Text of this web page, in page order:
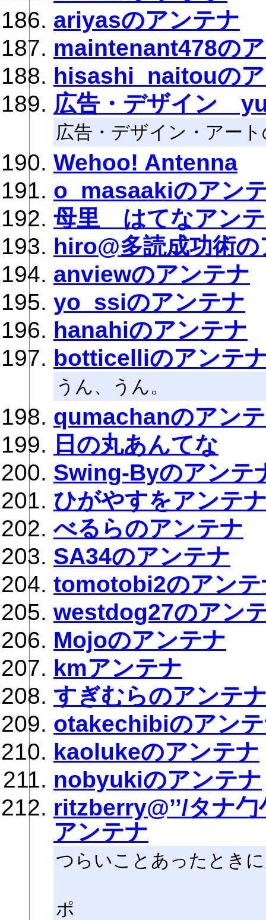
ariyasのアンテナ
maintenant478の
hisashi_naitouの
広告・デザイン
広告・デザイン・アー
Wehoo! Antenna
o_masaakiのアン
母里 はてなアン
hiro@多読成功術
anviewのアンテナ
yo_ssiのアンテナ
hanahiのアンテナ
botticelliのアンテ
うん、うん。
qumachanのアン
日の丸あんてな
Swing-Byのアンテ
ひがやすをアンテ
べるらのアンテナ
SA34のアンテナ
tomotobi2のアンテ
westdog27のアン
Mojoのアンテナ
kmアンテナ
すぎむらのアンテ
otakechibiのアン
kaolukeのアンテナ
nobyukiのアンテナ
ritzberry@’’/タナ
アンテナ
つらいことあったとき
ポ